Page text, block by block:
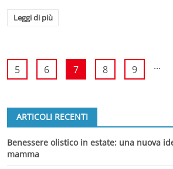
Leggi di più
5 6 7 8 9 ...
ARTICOLI RECENTI
Benessere olistico in estate: una nuova
mamma